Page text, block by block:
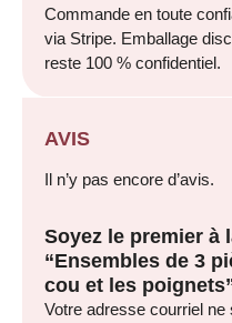
Commande en toute
via Stripe. Emballage
reste 100 % confidentiel.
AVIS
Il n’y pas encore d’avis.
Soyez le premier à
“Ensembles de 3
cou et les
Votre adresse courriel ne